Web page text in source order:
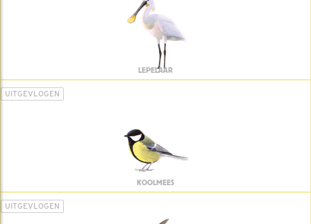
LEPELAAR
UITGEVLOGEN
KOOLMEES
UITGEVLOGEN